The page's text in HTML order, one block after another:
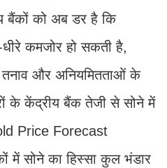
बैंकों को अब डर है कि
धीरे कमजोर हो सकती है,
तनाव और अनियमितताओं के
के केंद्रीय बैंक तेजी से सोने में
Price Forecast
में सोने का हिस्सा कुल भंडार